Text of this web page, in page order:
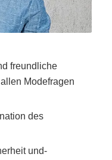
freundliche
Modefragen
des
und-